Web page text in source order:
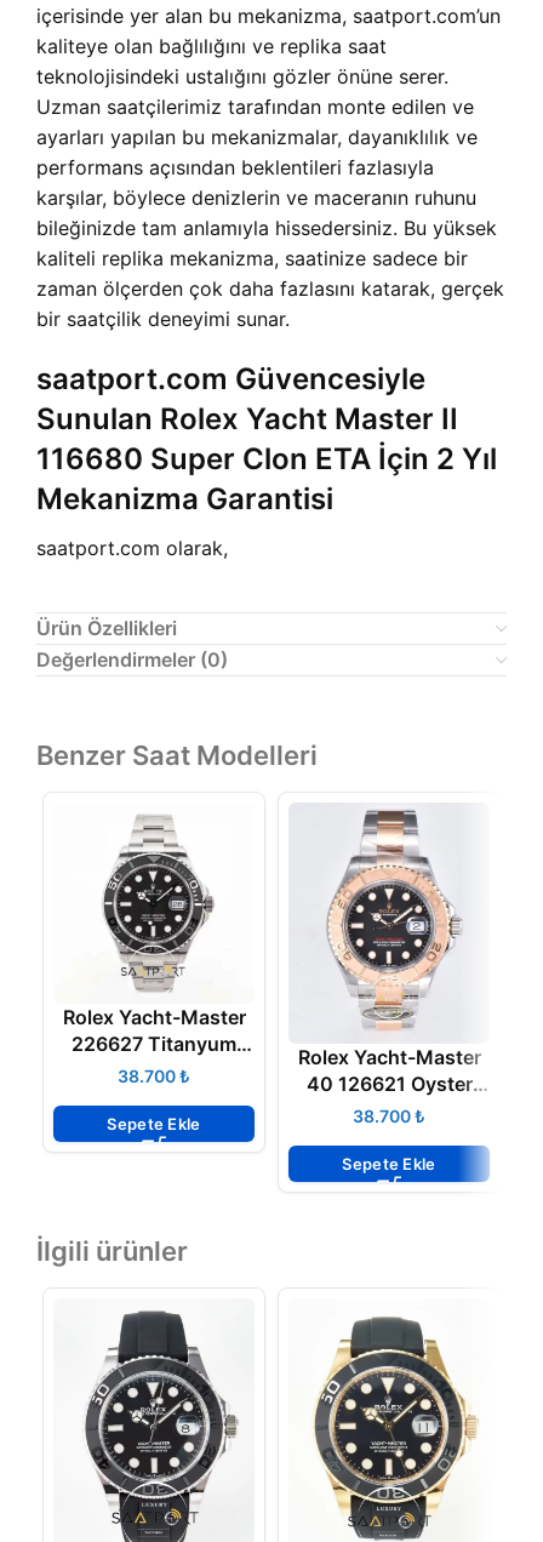
içerisinde yer alan bu mekanizma, saatport.com’un
kaliteye olan bağlılığını ve replika saat
teknolojisindeki ustalığını gözler önüne serer.
Uzman saatçilerimiz tarafından monte edilen ve
ayarları yapılan bu mekanizmalar, dayanıklılık ve
performans açısından beklentileri fazlasıyla
karşılar, böylece denizlerin ve maceranın ruhunu
bileğinizde tam anlamıyla hissedersiniz. Bu yüksek
kaliteli replika mekanizma, saatinize sadece bir
zaman ölçerden çok daha fazlasını katarak, gerçek
bir saatçilik deneyimi sunar.
saatport.com Güvencesiyle
Sunulan Rolex Yacht Master II
116680 Super Clon ETA İçin 2 Yıl
Mekanizma Garantisi
saatport.com olarak,
Ürün Özellikleri
Değerlendirmeler (0)
Benzer Saat Modelleri
Rolex Yacht-Master
226627 Titanyum
Kasa 42mm Super
₺
Sepete Ekle
Rolex Yacht-Master
40 126621 Oyster
Steel Rose Gold
ETA
₺
Sepete Ekle
İlgili ürünler